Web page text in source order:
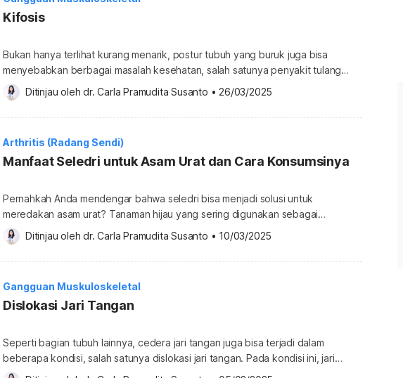
Sebagian […]
Kifosis
Bukan hanya terlihat kurang menarik, postur tubuh yang buruk juga bisa
menyebabkan berbagai masalah kesehatan, salah satunya penyakit tulang
yang disebut kifosis. Namun, selain postur tubuh buruk, kifosis bisa dipicu oleh
beberapa kondisi lainnya. Ketahui selengkapnya terkait kifosis di bawah ini.
Apa itu penyakit kifosis? Kifosis adalah penyakit kelainan tulang belakang yang
Ditinjau oleh dr. Carla Pramudita Susanto • 26/03/2025
Arthritis (Radang Sendi)
Manfaat Seledri untuk Asam Urat dan Cara Konsumsinya
Pernahkah Anda mendengar bahwa seledri bisa menjadi solusi untuk
meredakan asam urat? Tanaman hijau yang sering digunakan sebagai
pelengkap masakan ini ternyata mengandung berbagai senyawa aktif yang
dapat membantu menurunkan kadar asam urat dalam tubuh. Namun, seberapa
efektif daun seledri untuk asam urat? Apakah daun seledri bagus untuk asam
Ditinjau oleh dr. Carla Pramudita Susanto • 10/03/2025
Gangguan Muskuloskeletal
Dislokasi Jari Tangan
Seperti bagian tubuh lainnya, cedera jari tangan juga bisa terjadi dalam
beberapa kondisi, salah satunya dislokasi jari tangan. Pada kondisi ini, jari
tangan mungkin terasa nyeri. Bahkan, pada beberapa kasus, jari mungkin